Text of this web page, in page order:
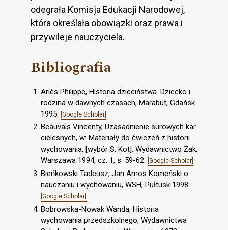
odegrała Komisja Edukacji Narodowej,
która określała obowiązki oraz prawa i
przywileje nauczyciela.
Bibliografia
Ariès Philippe, Historia dzieciństwa. Dziecko i
rodzina w dawnych czasach, Marabut, Gdańsk
1995.
[Google Scholar]
Beauvais Vincenty, Uzasadnienie surowych kar
cielesnych, w: Materiały do ćwiczeń z historii
wychowania, [wybór S. Kot], Wydawnictwo Żak,
Warszawa 1994, cz. 1, s. 59-62. [Google Scholar]
Bieńkowski Tadeusz, Jan Amos Komeński o
nauczaniu i wychowaniu, WSH, Pułtusk 1998.
[Google Scholar]
Bobrowska-Nowak Wanda, Historia
wychowania przedszkolnego, Wydawnictwa